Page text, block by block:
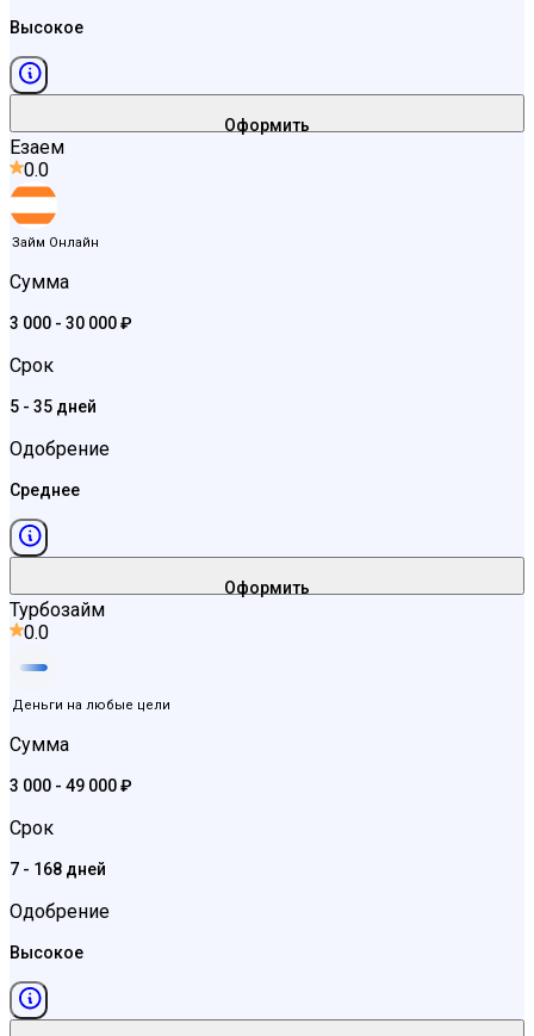
Высокое
Оформить
Езаем
0.0
Займ Онлайн
Сумма
3 000 - 30 000 ₽
Срок
5 - 35 дней
Одобрение
Среднее
Оформить
Турбозайм
0.0
Деньги на любые цели
Сумма
3 000 - 49 000 ₽
Срок
7 - 168 дней
Одобрение
Высокое